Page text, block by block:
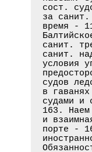
сост.
за санит.
время -
санит.
санит.
условия
судов
в
судами и
163. Наем
и
порте -